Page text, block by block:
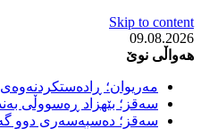
Skip to content
09.08.2026
هەواڵی نوێ
مەریوان؛
سەقز؛ بێهزاد ڕەسووڵی
سەقز؛ دەسبەسەری دوو